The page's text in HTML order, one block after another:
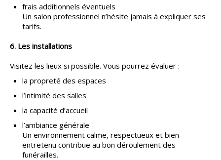
frais additionnels éventuels
Un salon professionnel n’hésite jamais à expliquer ses
tarifs.
6. Les installations
Visitez les lieux si possible. Vous pourrez évaluer :
la propreté des espaces
l’intimité des salles
la capacité d’accueil
l’ambiance générale
Un environnement calme, respectueux et bien
entretenu contribue au bon déroulement des
funérailles.